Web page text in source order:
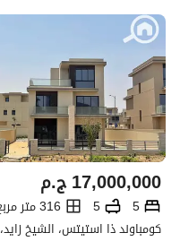
ج.م17,000,000
5
5
316 متر مربع
كومباوند ذا استيتس، الشيخ